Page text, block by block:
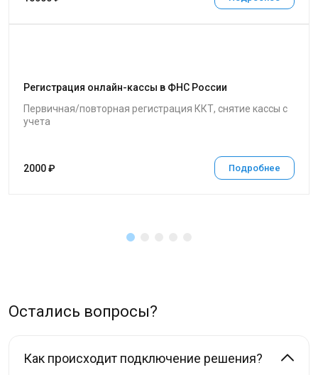
Регистрация онлайн-кассы в ФНС России
Первичная/повторная регистрация ККТ, снятие кассы с
учета
2000 ₽ Подробнее
Остались вопросы?
Как происходит подключение решения?